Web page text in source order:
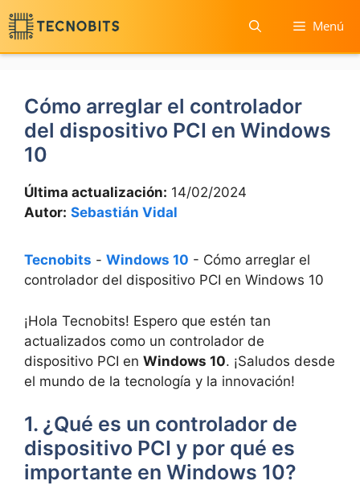
Saltar
al
contenido
Menú
Cómo arreglar el controlador
del dispositivo PCI en Windows
10
Última actualización: 14/02/2024
Autor: Sebastián Vidal
Tecnobits - Windows 10 - Cómo arreglar el
controlador del dispositivo PCI en Windows 10
¡Hola Tecnobits! Espero que estén⁣ tan
actualizados​ como un ‌controlador de
‌dispositivo PCI en Windows 10. ⁢¡Saludos desde
⁣el ⁤mundo de la tecnología y ‌la‍ innovación!‍
1. ¿Qué ⁢es un⁤ controlador de⁢
dispositivo PCI y por​ qué ​es
importante en Windows 10?